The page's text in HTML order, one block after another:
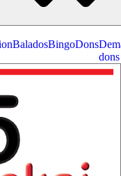
BaladosBingoDons
dons